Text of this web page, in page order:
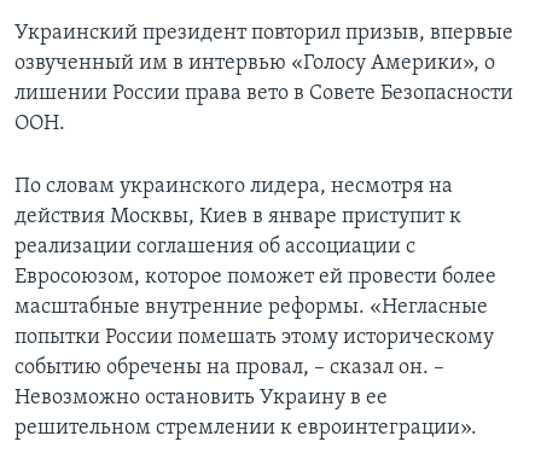
Украинский президент повторил призыв, впервые
озвученный им в интервью «Голосу Америки», о
лишении России права вето в Совете Безопасности
ООН.
По словам украинского лидера, несмотря на
действия Москвы, Киев в январе приступит к
реализации соглашения об ассоциации с
Евросоюзом, которое поможет ей провести более
масштабные внутренние реформы. «Негласные
попытки России помешать этому историческому
событию обречены на провал, – сказал он. –
Невозможно остановить Украину в ее
решительном стремлении к евроинтеграции».